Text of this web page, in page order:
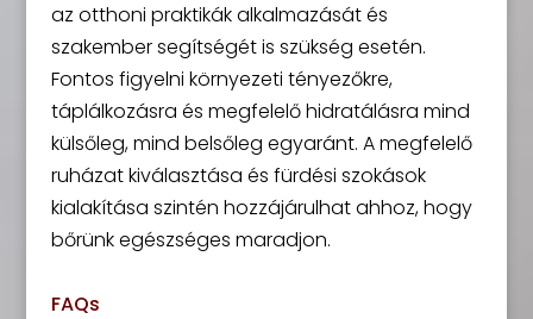
az otthoni praktikák alkalmazását és
szakember segítségét is szükség esetén.
Fontos figyelni környezeti tényezőkre,
táplálkozásra és megfelelő hidratálásra mind
külsőleg, mind belsőleg egyaránt. A megfelelő
ruházat kiválasztása és fürdési szokások
kialakítása szintén hozzájárulhat ahhoz, hogy
bőrünk egészséges maradjon.
FAQs